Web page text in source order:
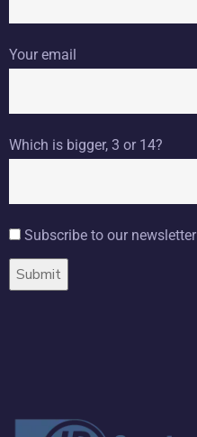
Your email
Which is bigger, 3 or 14?
Subscribe to our newsletter